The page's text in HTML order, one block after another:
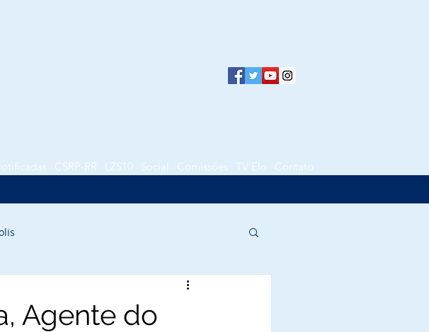
CSRP-RR LZS10 Social Comissões TV Elo Contato
Agente do